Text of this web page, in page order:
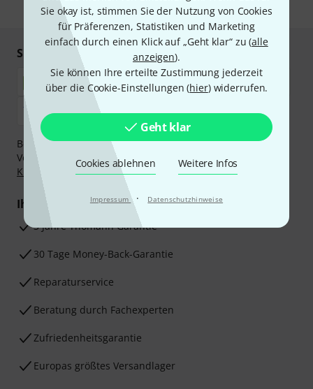
Sie okay ist, stimmen Sie der Nutzung von Cookies
für Präferenzen, Statistiken und Marketing
einfach durch einen Klick auf „Geht klar“ zu (alle
anzeigen).
Sie können Ihre erteilte Zustimmung jederzeit
über die Cookie-Einstellungen (hier) widerrufen.
Geht klar
Cookies ablehnen Weitere Infos
Impressum · Datenschutzhinweise
* Pflichtfeld
Sicher einkaufen & bezahlen
Bezahlen Sie vertraulich und sicher per Nachnahme,
Vorkasse, PayPal, Amazon Pay,
Klarna Sofort bezahlen
Klarna Ratenzahlungoder Kreditkarte.
Ihre Vorteile
3 Jahre Thomann Garantie
30 Tage Money-Back-Garantie
Reparaturservice
Beratung durch Fachexperten
Zufriedenheitsgarantie
Europas größtes Versandlager